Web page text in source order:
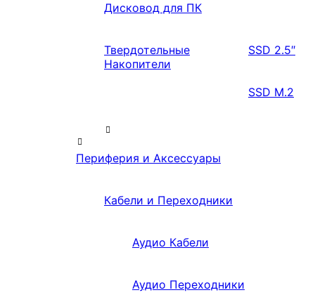
Дисковод для ПК
Твердотельные
Накопители
SSD 2.5″
SSD M.2
Периферия и Аксессуары
Кабели и Переходники
Аудио Кабели
Аудио Переходники